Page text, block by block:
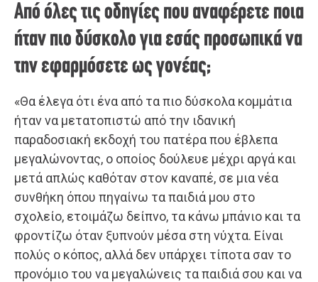
Από όλες τις οδηγίες που αναφέρετε ποια
ήταν πιο δύσκολο για εσάς προσωπικά να
την εφαρμόσετε ως γονέας;
«Θα έλεγα ότι ένα από τα πιο δύσκολα κομμάτια
ήταν να μετατοπιστώ από την ιδανική
παραδοσιακή εκδοχή του πατέρα που έβλεπα
μεγαλώνοντας, ο οποίος δούλευε μέχρι αργά και
μετά απλώς καθόταν στον καναπέ, σε μια νέα
συνθήκη όπου πηγαίνω τα παιδιά μου στο
σχολείο, ετοιμάζω δείπνο, τα κάνω μπάνιο και τα
φροντίζω όταν ξυπνούν μέσα στη νύχτα. Είναι
πολύς ο κόπος, αλλά δεν υπάρχει τίποτα σαν το
προνόμιο του να μεγαλώνεις τα παιδιά σου και να